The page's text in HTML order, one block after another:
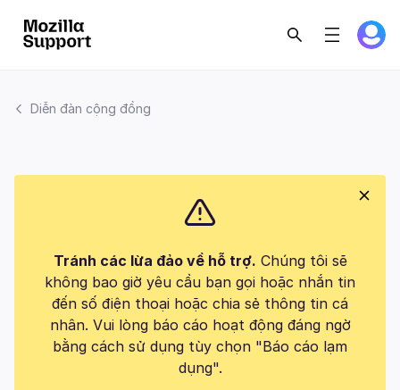
Diễn đàn cộng đồng
Tránh các lừa đảo về hỗ trợ. Chúng tôi sẽ
không bao giờ yêu cầu bạn gọi hoặc nhắn tin
đến số điện thoại hoặc chia sẻ thông tin cá
nhân. Vui lòng báo cáo hoạt động đáng ngờ
bằng cách sử dụng tùy chọn "Báo cáo lạm
dụng".